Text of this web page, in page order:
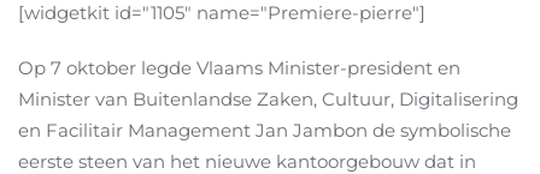
[widgetkit id="1105" name="Premiere-pierre"]
Op 7 oktober legde Vlaams Minister-president en
Minister van Buitenlandse Zaken, Cultuur, Digitalisering
en Facilitair Management Jan Jambon de symbolische
eerste steen van het nieuwe kantoorgebouw dat in